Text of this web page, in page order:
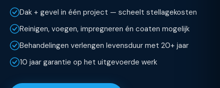
Dak + gevel in één project — scheelt stellagekosten
Reinigen, voegen, impregneren én coaten mogelijk
Behandelingen verlengen levensduur met 20+ jaar
10 jaar garantie op het uitgevoerde werk